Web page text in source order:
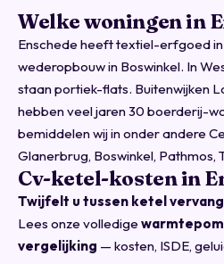
Welke woningen in
Enschede heeft textiel-erfgoed
wederopbouw in Boswinkel. In
staan portiek-flats. Buitenwijken
hebben veel jaren 30 boerderij-
bemiddelen wij in onder andere
Glanerbrug, Boswinkel, Pathmos,
Cv-ketel-kosten in
Twijfelt u tussen ketel
Lees onze volledige
vergelijking — kosten, ISDE,